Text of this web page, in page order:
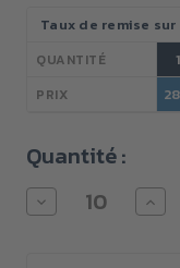
Stock
actuel :
Taux de remise
QUANTITÉ
PRIX
Quantité :
Diminuer
la la